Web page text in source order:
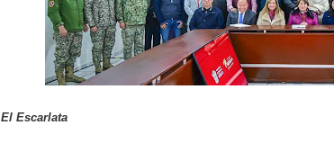
El Escarlata